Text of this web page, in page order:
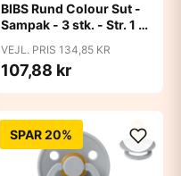
BIBS Rund Colour Sut -
Sampak - 3 stk. - Str. 1 -
VEJL. PRIS 134,85 KR
107,88 kr
SPAR 20%